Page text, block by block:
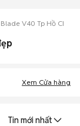
Blade V40 Tp Hồ Chí
Xem Cửa hàng
Tin mới nhất